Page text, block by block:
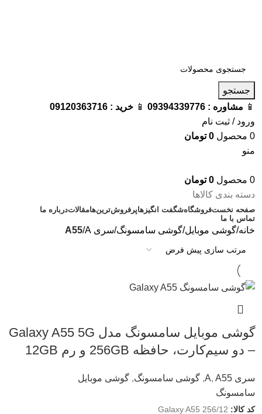
جستجو
📱 مشاوره : 09394339776
📱 خرید : 09120363716
ورود / ثبت نام
0 محصول 0 تومان
منو
0 محصول 0 تومان
دسته بندی کالاها
صفحه نخستفروشگاهشگفت انگیزهاپرفروش‌ترین‌هامقالاتدرباره ما
تماس با ما
خانه گوشی موبایل گوشی سامسونگ سری A A55
گوشی موبایل سامسونگ مدل Galaxy A55 5G
– دو سیم‌کارت، حافظه 256GB و رم 12GB
سری A , A55
, گوشی سامسونگ, گوشی موبایل
سامسونگ
کد کالا: Galaxy A55 256/12